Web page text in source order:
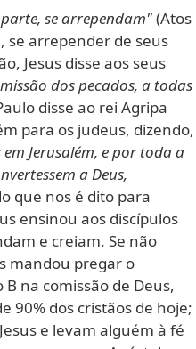
se arrependam"(Atos
se arrepender de seus
Jesus disse aos seus
dos pecados, a todas
disse ao rei Agripa
para os judeus, dizendo,
Jerusalém, e por toda a
a Deus,
que nos é dito para
ensinou aos discípulos
e creiam. Se não
mandou pregar o
na comissão de Deus,
90% dos cristãos de hoje;
e levam alguém à fé